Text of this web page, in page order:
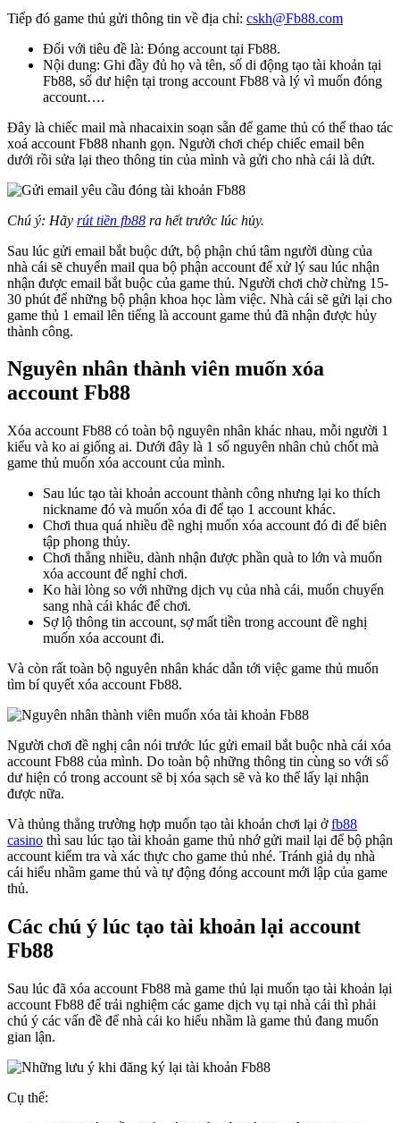
Tiếp đó game thủ gửi thông tin về địa chỉ: cskh@Fb88.com
Đối với tiêu đề là: Đóng account tại Fb88.
Nội dung: Ghi đầy đủ họ và tên, số di động tạo tài khoản tại
Fb88, số dư hiện tại trong account Fb88 và lý vì muốn đóng
account….
Đây là chiếc mail mà nhacaixin soạn sẵn để game thủ có thể thao tác
xoá account Fb88 nhanh gọn. Người chơi chép chiếc email bên
dưới rồi sửa lại theo thông tin của mình và gửi cho nhà cái là dứt.
Chú ý: Hãy rút tiền fb88 ra hết trước lúc hủy.
Sau lúc gửi email bắt buộc dứt, bộ phận chú tâm người dùng của
nhà cái sẽ chuyển mail qua bộ phận account để xử lý sau lúc nhận
nhận được email bắt buộc của game thủ. Người chơi chờ chừng 15-
30 phút để những bộ phận khoa học làm việc. Nhà cái sẽ gửi lại cho
game thủ 1 email lên tiếng là account game thủ đã nhận được hủy
thành công.
Nguyên nhân thành viên muốn xóa
account Fb88
Xóa account Fb88 có toàn bộ nguyên nhân khác nhau, mỗi người 1
kiểu và ko ai giống ai. Dưới đây là 1 số nguyên nhân chủ chốt mà
game thủ muốn xóa account của mình.
Sau lúc tạo tài khoản account thành công nhưng lại ko thích
nickname đó và muốn xóa đi để tạo 1 account khác.
Chơi thua quá nhiều đề nghị muốn xóa account đó đi để biên
tập phong thủy.
Chơi thắng nhiều, dành nhận được phần quà to lớn và muốn
xóa account để nghỉ chơi.
Ko hài lòng so với những dịch vụ của nhà cái, muốn chuyển
sang nhà cái khác để chơi.
Sợ lộ thông tin account, sợ mất tiền trong account đề nghị
muốn xóa account đi.
Và còn rất toàn bộ nguyên nhân khác dẫn tới việc game thủ muốn
tìm bí quyết xóa account Fb88.
Người chơi đề nghị cân nói trước lúc gửi email bắt buộc nhà cái xóa
account Fb88 của mình. Do toàn bộ những thông tin cùng so với số
dư hiện có trong account sẽ bị xóa sạch sẽ và ko thể lấy lại nhận
được nữa.
Và thủng thẳng trường hợp muốn tạo tài khoản chơi lại ởfb88
casino thì sau lúc tạo tài khoản game thủ nhớ gửi mail lại để bộ phận
account kiểm tra và xác thực cho game thủ nhé. Tránh giả dụ nhà
cái hiểu nhầm game thủ và tự động đóng account mới lập của game
thủ.
Các chú ý lúc tạo tài khoản lại account
Fb88
Sau lúc đã xóa account Fb88 mà game thủ lại muốn tạo tài khoản lại
account Fb88 để trải nghiệm các game dịch vụ tại nhà cái thì phải
chú ý các vấn đề để nhà cái ko hiểu nhầm là game thủ đang muốn
gian lận.
Cụ thể: